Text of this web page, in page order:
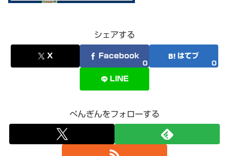
シェアする
X Facebook
0
はてブ
0
LINE
ぺんぎんをフォローする